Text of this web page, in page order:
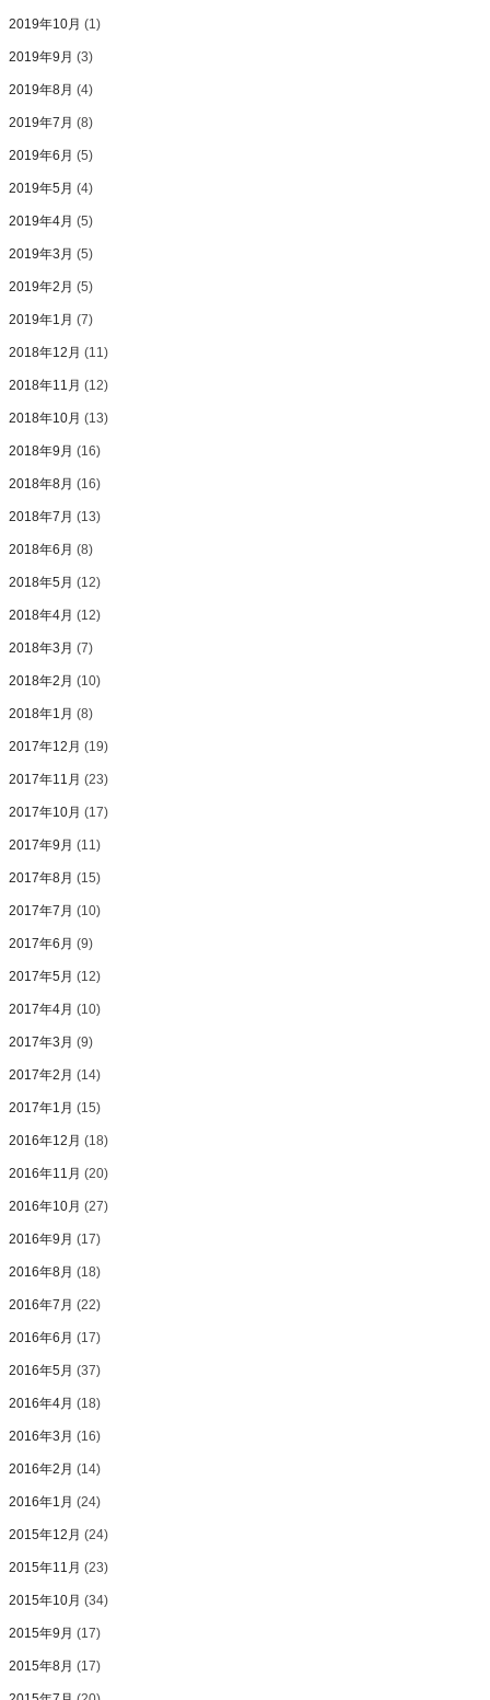
2019年10月 (1)
2019年9月 (3)
2019年8月 (4)
2019年7月 (8)
2019年6月 (5)
2019年5月 (4)
2019年4月 (5)
2019年3月 (5)
2019年2月 (5)
2019年1月 (7)
2018年12月 (11)
2018年11月 (12)
2018年10月 (13)
2018年9月 (16)
2018年8月 (16)
2018年7月 (13)
2018年6月 (8)
2018年5月 (12)
2018年4月 (12)
2018年3月 (7)
2018年2月 (10)
2018年1月 (8)
2017年12月 (19)
2017年11月 (23)
2017年10月 (17)
2017年9月 (11)
2017年8月 (15)
2017年7月 (10)
2017年6月 (9)
2017年5月 (12)
2017年4月 (10)
2017年3月 (9)
2017年2月 (14)
2017年1月 (15)
2016年12月 (18)
2016年11月 (20)
2016年10月 (27)
2016年9月 (17)
2016年8月 (18)
2016年7月 (22)
2016年6月 (17)
2016年5月 (37)
2016年4月 (18)
2016年3月 (16)
2016年2月 (14)
2016年1月 (24)
2015年12月 (24)
2015年11月 (23)
2015年10月 (34)
2015年9月 (17)
2015年8月 (17)